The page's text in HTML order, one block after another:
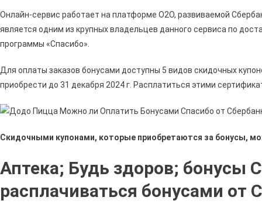
•
Онлайн-сервис работает на платформе O2O, развиваемой
является одним из крупных владельцев данного сервиса по
программы «Спасибо».
Для оплаты заказов бонусами доступны 5 видов скидочных
приобрести до 31 декабря 2024 г. Расплатиться этими
Скидочными купонами, которые приобретаются за бонусы,
Аптека; Будь здоров; бонусы
расплачиваться бонусами от